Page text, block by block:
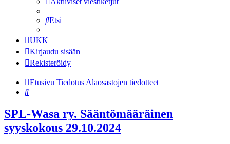
Etsi
UKK
Kirjaudu sisään
Rekisteröidy
Etusivu TiedotusAlaosastojen tiedotteet
Etsi
SPL-Wasa ry. Sääntömääräinen
syyskokous 29.10.2024